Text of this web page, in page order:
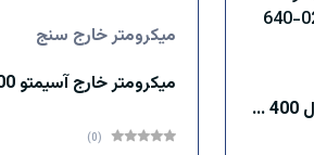
سختی سنج 20-70 راکول 400 میلیمتری برند اسیمتو (ASIMETO) مدل 0-02-640
میکرومتر خارج سنج
(0)